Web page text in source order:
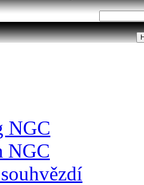
NGC
NGC